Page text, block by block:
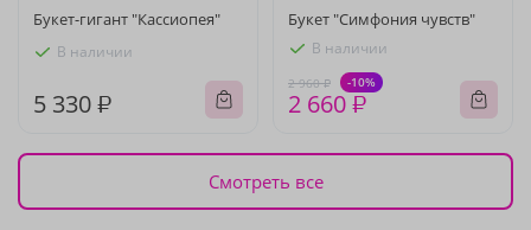
Букет-гигант "Кассиопея"
В наличии
5 330 ₽
Букет "Симфония чувств"
В наличии
2 960 ₽ -10%
2 660 ₽
Смотреть все